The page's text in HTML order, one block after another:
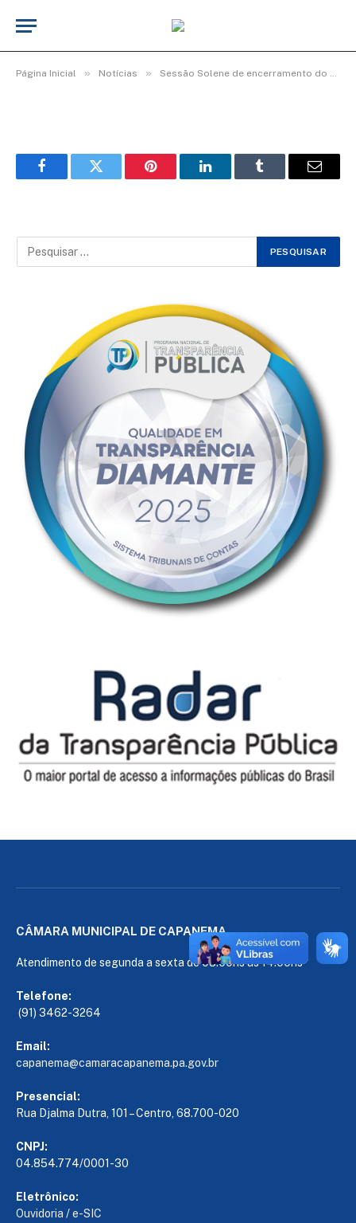
Página Inicial » Notícias » Sessão Solene de encerramento do 4º período Legislativo da 19ª Legislatura
Img77_600x400
FacebookTwitter Pinterest LinkedInTumblr Email
CÂMARA MUNICIPAL DE CAPANEMA
Atendimento de segunda a sexta de 08:00hs às 14:00hs
Telefone:
(91) 3462-3264
Email:
capanema@camaracapanema.pa.gov.br
Presencial:
Rua Djalma Dutra, 101 – Centro, 68.700-020
CNPJ:
04.854.774/0001-30
Eletrônico:
Ouvidoria /e-SIC